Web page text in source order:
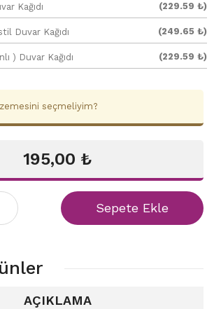
Kağıdı (229.59 ₺)
Duvar Kağıdı (249.65 ₺)
) Duvar Kağıdı (229.59 ₺)
seçmeliyim?
195,00 ₺
Sepete Ekle
AÇIKLAMA